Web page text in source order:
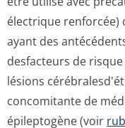
électrique renforcée)
ayant des
desfacteurs de
lésions
concomitante de
épileptogène (voir